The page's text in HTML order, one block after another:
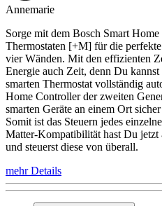
Annemarie
Sorge mit dem Bosch Smart
Thermostaten [+M] für die
vier Wänden. Mit den effizienten
Energie auch Zeit, denn Du
smarten Thermostat vollständig
Home Controller der zweiten
smarten Geräte an einem Ort
Somit ist das Steuern jedes
Matter-Kompatibilität hast Du
und steuerst diese von überall.
mehr Details